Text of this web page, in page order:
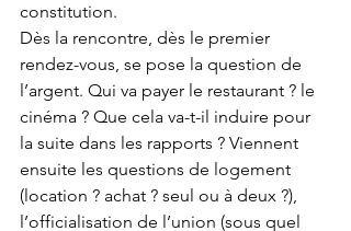
constitution.
Dès la rencontre, dès le premier
rendez-vous, se pose la question de
l’argent. Qui va payer le restaurant ? le
cinéma ? Que cela va-t-il induire pour
la suite dans les rapports ? Viennent
ensuite les questions de logement
(location ? achat ? seul ou à deux ?),
l’officialisation de l’union (sous quel